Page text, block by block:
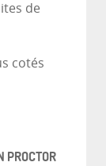
de
cotés
PROCTOR